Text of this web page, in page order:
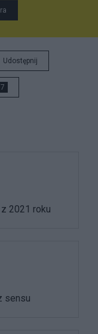
Udostępnij
7
2021 roku
sensu